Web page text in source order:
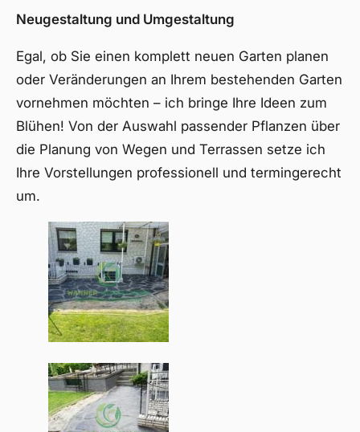
Neugestaltung und Umgestaltung
Egal, ob Sie einen komplett neuen Garten planen
oder Veränderungen an Ihrem bestehenden Garten
vornehmen möchten – ich bringe Ihre Ideen zum
Blühen! Von der Auswahl passender Pflanzen über
die Planung von Wegen und Terrassen setze ich
Ihre Vorstellungen professionell und termingerecht
um.